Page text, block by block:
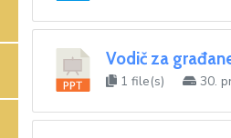
Vodič za
1 file(s) 30.